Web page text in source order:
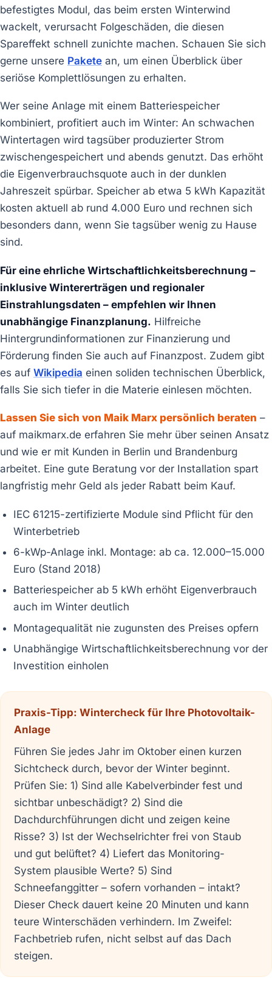
befestigtes Modul, das beim ersten Winterwind
wackelt, verursacht Folgeschäden, die diesen
Spareffekt schnell zunichte machen. Schauen Sie sich
gerne unsere Pakete an, um einen Überblick über
seriöse Komplettlösungen zu erhalten.
Wer seine Anlage mit einem Batteriespeicher
kombiniert, profitiert auch im Winter: An schwachen
Wintertagen wird tagsüber produzierter Strom
zwischengespeichert und abends genutzt. Das erhöht
die Eigenverbrauchsquote auch in der dunklen
Jahreszeit spürbar. Speicher ab etwa 5 kWh Kapazität
kosten aktuell ab rund 4.000 Euro und rechnen sich
besonders dann, wenn Sie tagsüber wenig zu Hause
sind.
Für eine ehrliche Wirtschaftlichkeitsberechnung –
inklusive Wintererträgen und regionaler
Einstrahlungsdaten – empfehlen wir Ihnen
unabhängige Finanzplanung. Hilfreiche
Hintergrundinformationen zur Finanzierung und
Förderung finden Sie auch auf Finanzpost. Zudem gibt
es auf Wikipedia einen soliden technischen Überblick,
falls Sie sich tiefer in die Materie einlesen möchten.
Lassen Sie sich von Maik Marx persönlich beraten –
auf maikmarx.de erfahren Sie mehr über seinen Ansatz
und wie er mit Kunden in Berlin und Brandenburg
arbeitet. Eine gute Beratung vor der Installation spart
langfristig mehr Geld als jeder Rabatt beim Kauf.
IEC 61215-zertifizierte Module sind Pflicht für den
Winterbetrieb
6-kWp-Anlage inkl. Montage: ab ca. 12.000–15.000
Euro (Stand 2018)
Batteriespeicher ab 5 kWh erhöht Eigenverbrauch
auch im Winter deutlich
Montagequalität nie zugunsten des Preises opfern
Unabhängige Wirtschaftlichkeitsberechnung vor der
Investition einholen
Praxis-Tipp: Wintercheck für Ihre Photovoltaik-
Anlage
Führen Sie jedes Jahr im Oktober einen kurzen
Sichtcheck durch, bevor der Winter beginnt.
Prüfen Sie: 1) Sind alle Kabelverbinder fest und
sichtbar unbeschädigt? 2) Sind die
Dachdurchführungen dicht und zeigen keine
Risse? 3) Ist der Wechselrichter frei von Staub
und gut belüftet? 4) Liefert das Monitoring-
System plausible Werte? 5) Sind
Schneefanggitter – sofern vorhanden – intakt?
Dieser Check dauert keine 20 Minuten und kann
teure Winterschäden verhindern. Im Zweifel:
Fachbetrieb rufen, nicht selbst auf das Dach
steigen.